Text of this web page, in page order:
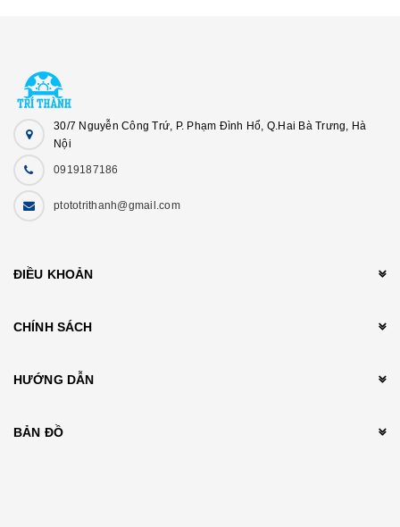
30/7 Nguyễn Công Trứ, P. Phạm Đình Hổ, Q.Hai Bà Trưng, Hà
Nội
0919187186
ptototrithanh@gmail.com
ĐIỀU KHOẢN
CHÍNH SÁCH
HƯỚNG DẪN
BẢN ĐỒ